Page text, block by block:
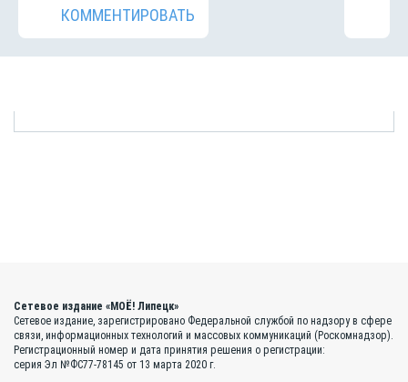
КОММЕНТИРОВАТЬ
Сетевое издание «МОЁ! Липецк»
Сетевое издание, зарегистрировано Федеральной службой по надзору в сфере
связи, информационных технологий и массовых коммуникаций (Роскомнадзор).
Регистрационный номер и дата принятия решения о регистрации:
серия Эл №ФС77-78145 от 13 марта 2020 г.